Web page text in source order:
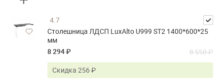
4.7
Столешница ЛДСП LuxAlto U999 ST2 1400*600*25
мм
8 294 ₽
8 550 ₽
Скидка 256 ₽